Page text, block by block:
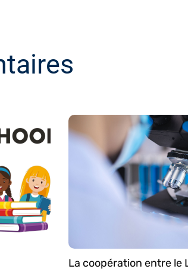
La coopération entre le